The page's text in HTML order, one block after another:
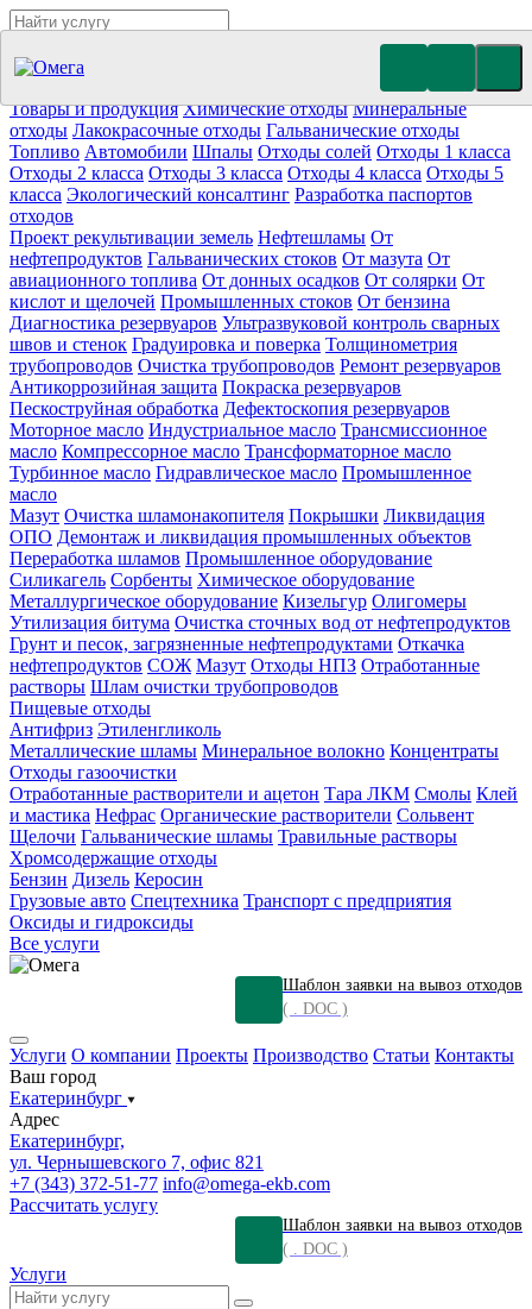
Очистка ёмкостей (11) Демонтаж
резервуаров (10)
Нефтепродукты
Товары и продукция Химические отходы Минеральные
отходы Лакокрасочные отходы Гальванические отходы
Топливо Автомобили Шпалы Отходы солей Отходы 1 класса
Отходы 2 класса Отходы 3 класса Отходы 4 класса Отходы 5
класса Экологический консалтинг Разработка паспортов
отходов
Проект рекультивации земель Нефтешламы От
нефтепродуктов Гальванических стоков От мазута От
авиационного топлива От донных осадков От солярки От
кислот и щелочей Промышленных стоков От бензина
Диагностика резервуаров Ультразвуковой контроль сварных
швов и стенок Градуировка и поверка Толщинометрия
трубопроводов Очистка трубопроводов Ремонт резервуаров
Антикоррозийная защита Покраска резервуаров
Пескоструйная обработка Дефектоскопия резервуаров
Моторное масло Индустриальное масло Трансмиссионное
масло Компрессорное масло Трансформаторное масло
Турбинное масло Гидравлическое масло Промышленное
масло
Мазут Очистка шламонакопителя Покрышки Ликвидация
ОПО Демонтаж и ликвидация промышленных объектов
Переработка шламов Промышленное оборудование
Силикагель Сорбенты Химическое оборудование
Металлургическое оборудование Кизельгур Олигомеры
Утилизация битума Очистка сточных вод от нефтепродуктов
Грунт и песок, загрязненные нефтепродуктами Откачка
нефтепродуктов СОЖ Мазут Отходы НПЗ Отработанные
растворы Шлам очистки трубопроводов
Пищевые отходы
Антифриз Этиленгликоль
Металлические шламы Минеральное волокно Концентраты
Отходы газоочистки
Отработанные растворители и ацетон Тара ЛКМ Смолы Клей
и мастика Нефрас Органические растворители Сольвент
Щелочи Гальванические шламы Травильные растворы
Хромсодержащие отходы
Бензин Дизель Керосин
Грузовые авто Спецтехника Транспорт с предприятия
Оксиды и гидроксиды
Все услуги
Шаблон заявки на вывоз отходов
( . DOC )
Услуги О компании Проекты Производство Статьи Контакты
Ваш город
Екатеринбург
Адрес
Екатеринбург,
ул. Чернышевского 7, офис 821
+7 (343) 372-51-77 info@omega-ekb.com
Рассчитать услугу
Шаблон заявки на вывоз отходов
( . DOC )
Услуги